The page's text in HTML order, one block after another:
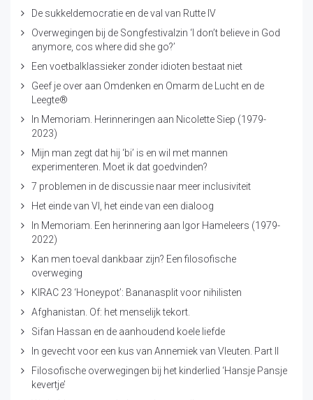
De sukkeldemocratie en de val van Rutte IV
Overwegingen bij de Songfestivalzin ‘I don’t believe in God
anymore, cos where did she go?’
Een voetbalklassieker zonder idioten bestaat niet
Geef je over aan Omdenken en Omarm de Lucht en de
Leegte®
In Memoriam. Herinneringen aan Nicolette Siep (1979-
2023)
Mijn man zegt dat hij ‘bi’ is en wil met mannen
experimenteren. Moet ik dat goedvinden?
7 problemen in de discussie naar meer inclusiviteit
Het einde van VI, het einde van een dialoog
In Memoriam. Een herinnering aan Igor Hameleers (1979-
2022)
Kan men toeval dankbaar zijn? Een filosofische
overweging
KIRAC 23 ‘Honeypot’: Bananasplit voor nihilisten
Afghanistan. Of: het menselijk tekort.
Sifan Hassan en de aanhoudend koele liefde
In gevecht voor een kus van Annemiek van Vleuten. Part II
Filosofische overwegingen bij het kinderlied ‘Hansje Pansje
kevertje’